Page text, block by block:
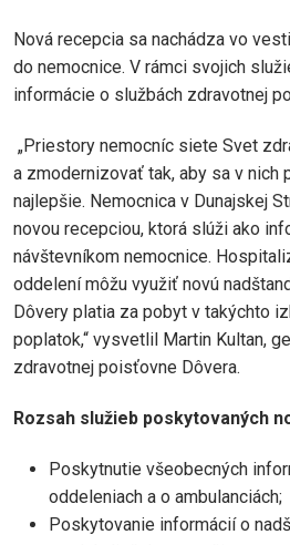
Nová recepcia sa nachádza vo
do nemocnice. V rámci svojich
informácie o službách zdravotnej
„Priestory nemocníc siete Svet
a zmodernizovať tak, aby sa v nich
najlepšie. Nemocnica v Dunajskej
novou recepciou, ktorá slúži ako
návštevníkom nemocnice.
oddelení môžu využiť novú
Dôvery platia za pobyt v takýchto
poplatok,“ vysvetlil Martin Kultan,
zdravotnej poisťovne Dôvera.
Rozsah služieb poskytovaných
Poskytnutie všeobecných
oddeleniach a o ambulanciách;
Poskytovanie informácií o